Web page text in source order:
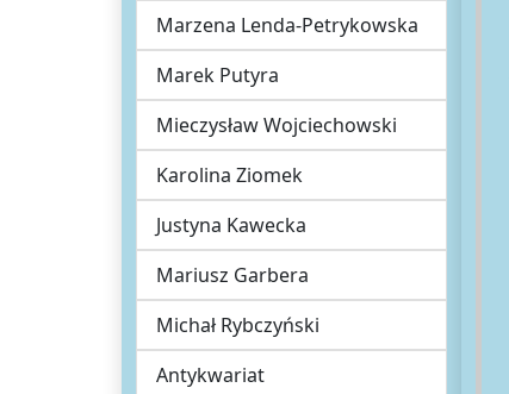
Marzena Lenda-Petrykowska
Marek Putyra
Mieczysław Wojciechowski
Karolina Ziomek
Justyna Kawecka
Mariusz Garbera
Michał Rybczyński
Antykwariat